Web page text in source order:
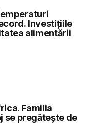
Investițiile
alimentării
Familia
se pregătește de